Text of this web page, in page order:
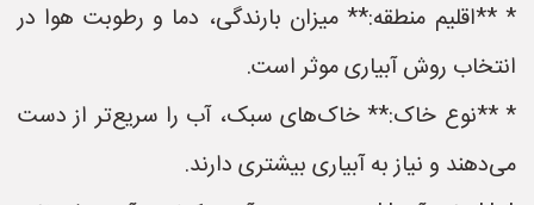
* **اقلیم منطقه:** میزان بارندگی، دما و رطوبت هوا در
انتخاب روش آبیاری موثر است.
* **نوع خاک:** خاک‌های سبک، آب را سریع‌تر از دست
می‌دهند و نیاز به آبیاری بیشتری دارند.